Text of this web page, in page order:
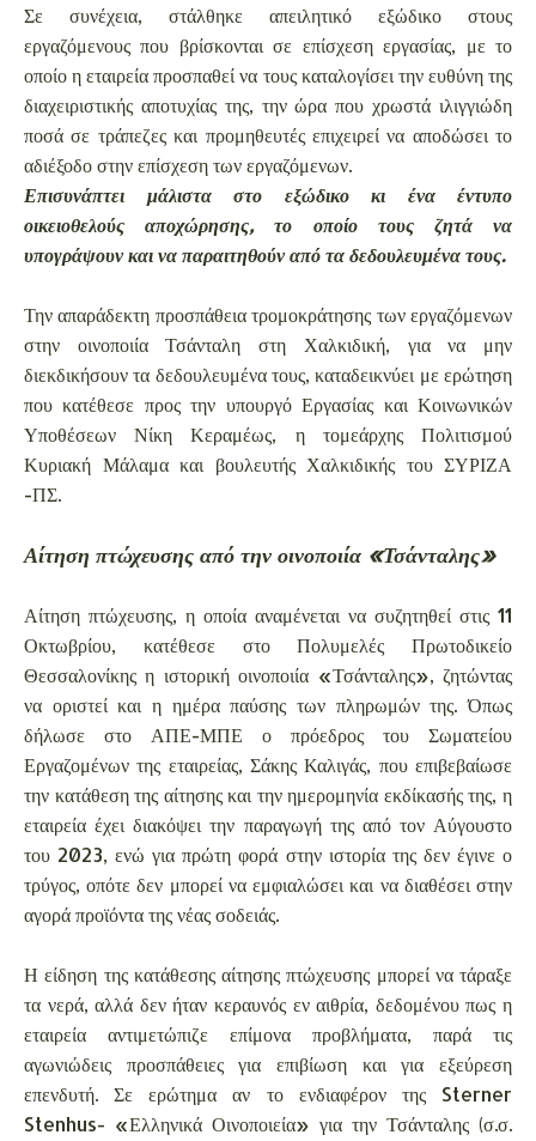
Σε συνέχεια, στάλθηκε απειλητικό εξώδικο στους
εργαζόμενους που βρίσκονται σε επίσχεση εργασίας, με το
οποίο η εταιρεία προσπαθεί να τους καταλογίσει την ευθύνη της
διαχειριστικής αποτυχίας της, την ώρα που χρωστά ιλιγγιώδη
ποσά σε τράπεζες και προμηθευτές επιχειρεί να αποδώσει το
αδιέξοδο στην επίσχεση των εργαζόμενων.
Επισυνάπτει μάλιστα στο εξώδικο κι ένα έντυπο
οικειοθελούς αποχώρησης, το οποίο τους ζητά να
υπογράψουν και να παραιτηθούν από τα δεδουλευμένα τους.
Την απαράδεκτη προσπάθεια τρομοκράτησης των εργαζόμενων
στην οινοποιία Τσάνταλη στη Χαλκιδική, για να μην
διεκδικήσουν τα δεδουλευμένα τους, καταδεικνύει με ερώτηση
που κατέθεσε προς την υπουργό Εργασίας και Κοινωνικών
Υποθέσεων Νίκη Κεραμέως, η τομεάρχης Πολιτισμού
Κυριακή Μάλαμα και βουλευτής Χαλκιδικής του ΣΥΡΙΖΑ
-ΠΣ.
Αίτηση πτώχευσης από την οινοποιία «Τσάνταλης»
Αίτηση πτώχευσης, η οποία αναμένεται να συζητηθεί στις 11
Οκτωβρίου, κατέθεσε στο Πολυμελές Πρωτοδικείο
Θεσσαλονίκης η ιστορική οινοποιία «Τσάνταλης», ζητώντας
να οριστεί και η ημέρα παύσης των πληρωμών της. Όπως
δήλωσε στο ΑΠΕ-ΜΠΕ ο πρόεδρος του Σωματείου
Εργαζομένων της εταιρείας, Σάκης Καλιγάς, που επιβεβαίωσε
την κατάθεση της αίτησης και την ημερομηνία εκδίκασής της, η
εταιρεία έχει διακόψει την παραγωγή της από τον Αύγουστο
του 2023, ενώ για πρώτη φορά στην ιστορία της δεν έγινε ο
τρύγος, οπότε δεν μπορεί να εμφιαλώσει και να διαθέσει στην
αγορά προϊόντα της νέας σοδειάς.
Η είδηση της κατάθεσης αίτησης πτώχευσης μπορεί να τάραξε
τα νερά, αλλά δεν ήταν κεραυνός εν αιθρία, δεδομένου πως η
εταιρεία αντιμετώπιζε επίμονα προβλήματα, παρά τις
αγωνιώδεις προσπάθειες για επιβίωση και για εξεύρεση
επενδυτή. Σε ερώτημα αν το ενδιαφέρον της Sterner
Stenhus- «Ελληνικά Οινοποιεία» για την Τσάνταλης (σ.σ.